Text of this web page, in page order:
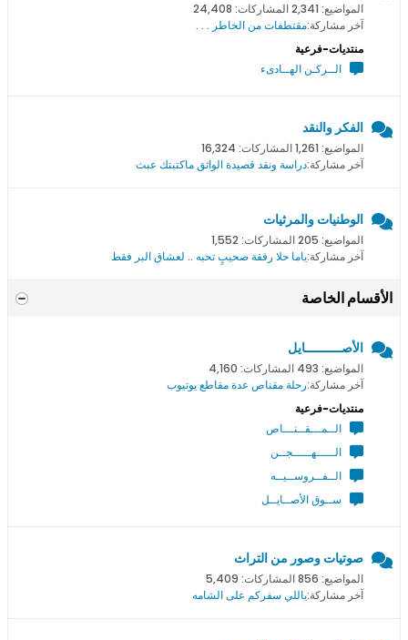
المواضيع: 2,341 المشاركات: 24,408
آخر مشاركة:مقتطفات من الخاطر . . .
منتديات-فرعية
الــركـن الهــادىء
الفكر والنقد
المواضيع: 1,261 المشاركات: 16,324
آخر مشاركة:دراسة ونقد قصيدة الواثق ماكتبتك عبث
الوطنيات والمرثيات
المواضيع: 205 المشاركات: 1,552
آخر مشاركة:ياما حلا رفقة صحيبٍ تحبه .. لعشاق البر فقط
الأقسام الخاصة
الأصــــــــــايل
المواضيع: 493 المشاركات: 4,160
آخر مشاركة:رحلة مقناص عدة مقاطع يوتيوب
منتديات-فرعية
الــمـــقــنـــاص
الـــــهـــــجــن
الــفــروســيــه
ســوق الأصــايــل
صوتيات وصور من التراث
المواضيع: 856 المشاركات: 5,409
آخر مشاركة:ياللي سفركم على الشامه